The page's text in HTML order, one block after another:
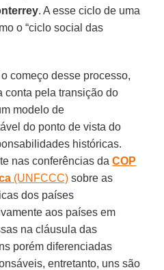
. A esse ciclo de uma
o “ciclo social das
começo desse processo,
conta pela transição do
modelo de
do ponto de vista do
históricas.
nas conferências daCOP
(UNFCCC) sobre as
dos países
aos países em
na cláusula das
porém diferenciadas
entretanto, uns são